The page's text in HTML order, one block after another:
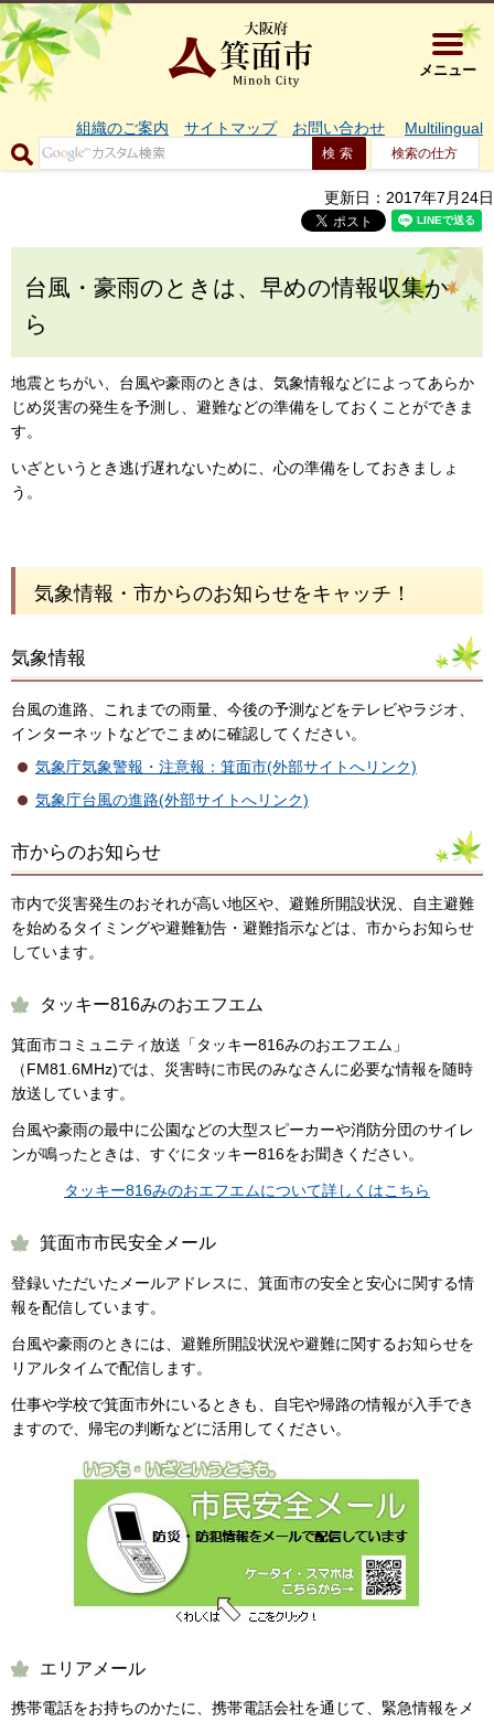
大阪府箕
メニュー
組織のご案内 サイトマップ お問い合わせ Multilingual
検索の仕方
更新日：2017年7月24日
台風・豪雨のときは、早めの情報収集か
ら
地震とちがい、台風や豪雨のときは、気象情報などによってあらか
じめ災害の発生を予測し、避難などの準備をしておくことができま
す。
いざというとき逃げ遅れないために、心の準備をしておきましょ
う。
気象情報・市からのお知らせをキャッチ！
気象情報
台風の進路、これまでの雨量、今後の予測などをテレビやラジオ、
インターネットなどでこまめに確認してください。
気象庁気象警報・注意報：箕面市(外部サイトへリンク)
気象庁台風の進路(外部サイトへリンク)
市からのお知らせ
市内で災害発生のおそれが高い地区や、避難所開設状況、自主避難
を始めるタイミングや避難勧告・避難指示などは、市からお知らせ
しています。
タッキー816みのおエフエム
箕面市コミュニティ放送「タッキー816みのおエフエム」
（FM81.6MHz)では、災害時に市民のみなさんに必要な情報を随時
放送しています。
台風や豪雨の最中に公園などの大型スピーカーや消防分団のサイレ
ンが鳴ったときは、すぐにタッキー816をお聞きください。
タッキー816みのおエフエムについて詳しくはこちら
箕面市市民安全メール
登録いただいたメールアドレスに、箕面市の安全と安心に関する情
報を配信しています。
台風や豪雨のときには、避難所開設状況や避難に関するお知らせを
リアルタイムで配信します。
仕事や学校で箕面市外にいるときも、自宅や帰路の情報が入手でき
ますので、帰宅の判断などに活用してください。
エリアメール
携帯電話をお持ちのかたに、携帯電話会社を通じて、緊急情報をメ